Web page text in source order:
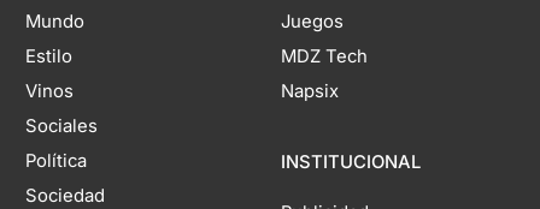
Mundo
Estilo
Vinos
Sociales
Política
Sociedad
Juegos
MDZ Tech
Napsix
INSTITUCIONAL